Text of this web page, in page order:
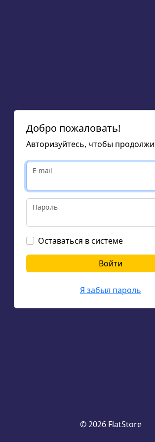
Добро пожаловать!
Авторизуйтесь, чтобы
E-mail
Пароль
Оставаться в системе
Войти
Я забыл пароль
© 2026 FlatStore